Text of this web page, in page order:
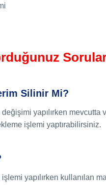
Silinir Mi?
yapılırken
işlemi yaptırabilirsiniz.
yapılırken kullanılan